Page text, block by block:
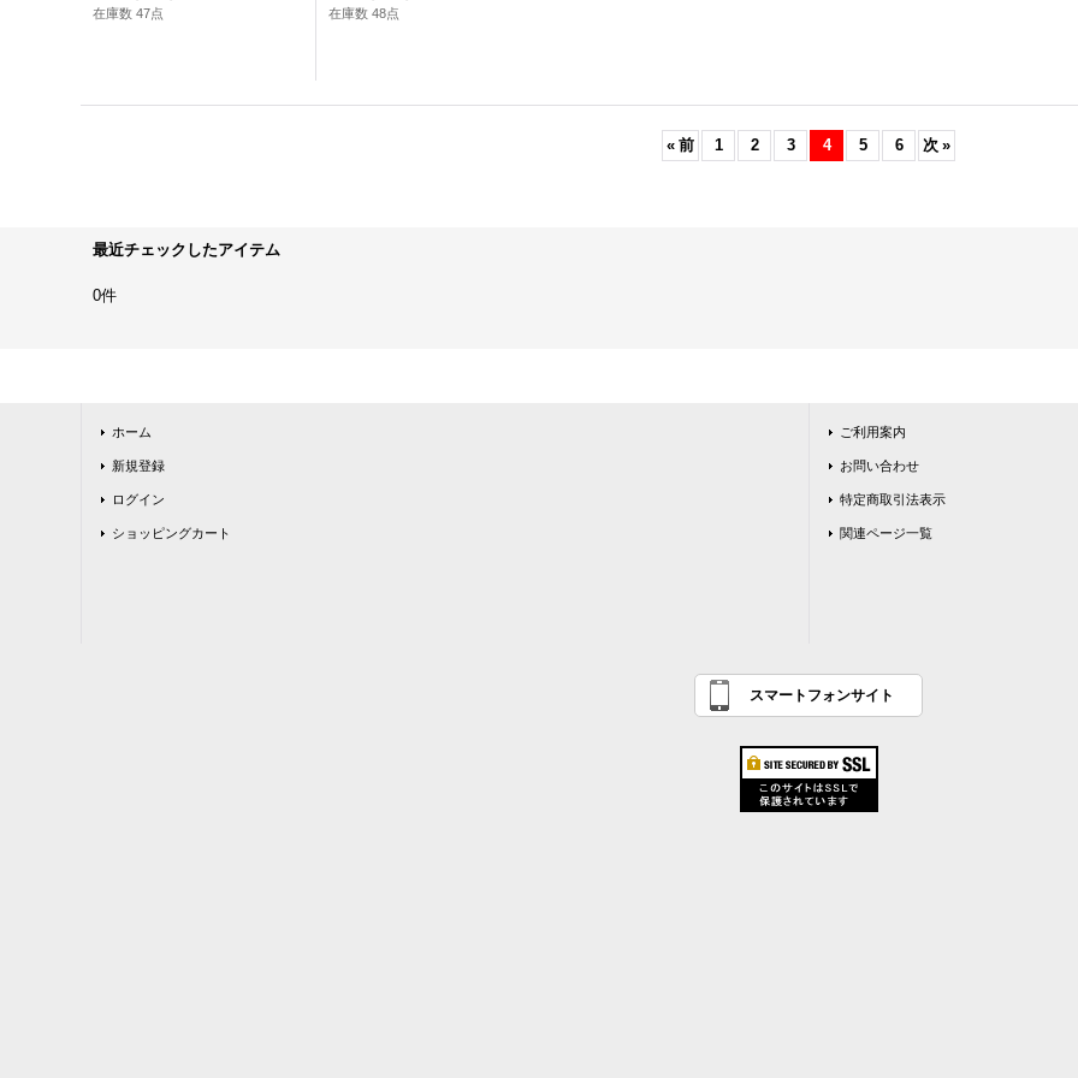
在庫数 47点 在庫数 48点
« 前 1 2 3 4 5 6 次 »
最近チェックしたアイテム
0件
ホーム
新規登録
ログイン
ショッピングカート
ご利用案内
お問い合わせ
特定商取引法表示
関連ページ一覧
スマートフォンサイト